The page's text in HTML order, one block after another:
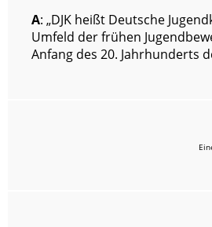
A: „DJK heißt Deutsche
Umfeld der frühen
Anfang des 20. Jahrhunderts